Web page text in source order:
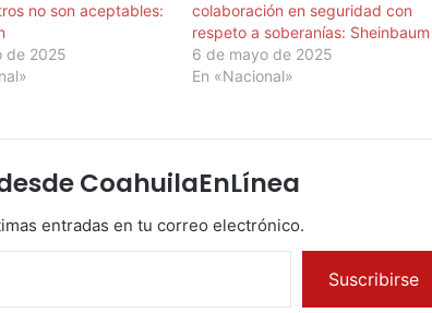
no son aceptables:
de 2025
colaboración en seguridad con
respeto a soberanías: Sheinbaum
6 de mayo de 2025
En «Nacional»
CoahuilaEnLínea
entradas en tu correo electrónico.
Suscribirse